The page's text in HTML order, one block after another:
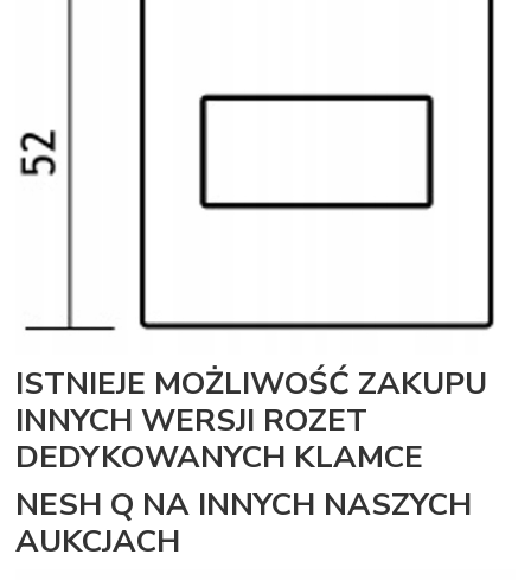
ISTNIEJE MOŻLIWOŚĆ ZAKUPU
INNYCH WERSJI ROZET
DEDYKOWANYCH KLAMCE
NESH Q NA INNYCH NASZYCH
AUKCJACH